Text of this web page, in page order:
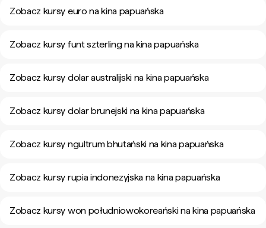
Zobacz kursy euro na kina papuańska
Zobacz kursy funt szterling na kina papuańska
Zobacz kursy dolar australijski na kina papuańska
Zobacz kursy dolar brunejski na kina papuańska
Zobacz kursy ngultrum bhutański na kina papuańska
Zobacz kursy rupia indonezyjska na kina papuańska
Zobacz kursy won południowokoreański na kina papuańska